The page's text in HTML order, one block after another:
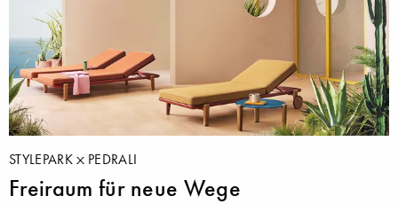
STYLEPARK PEDRALI
Freiraum für neue Wege